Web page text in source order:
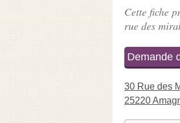
Cette fiche
rue des
Demande
30 Rue des
25220